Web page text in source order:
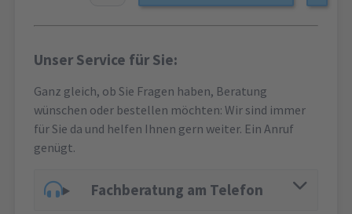
Unser Service für Sie:
Ganz gleich, ob Sie Fragen haben, Beratung
wünschen oder bestellen möchten: Wir sind immer
für Sie da und helfen Ihnen gern weiter. Ein Anruf
genügt.
Fachberatung am Telefon